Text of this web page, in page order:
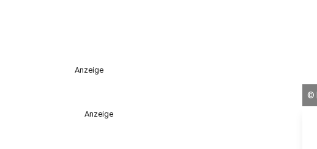
Anzeige
Anzeige
©